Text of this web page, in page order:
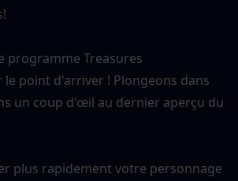
!
programme Treasures
point d'arriver ! Plongeons dans
un coup d'œil au dernier aperçu du
plus rapidement votre personnage